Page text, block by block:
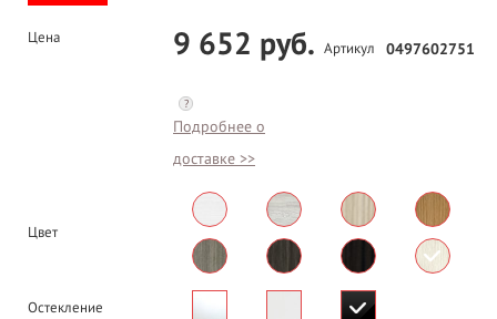
Цена 9 652 руб.
?
Подробнее о
доставке >>
Артикул 0497602751
Цвет
Остекление